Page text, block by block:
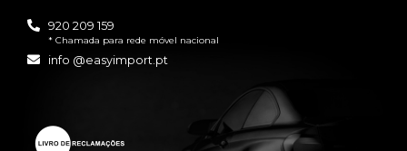
920 209 159
* Chamada para rede móvel nacional
info @easyimport.pt